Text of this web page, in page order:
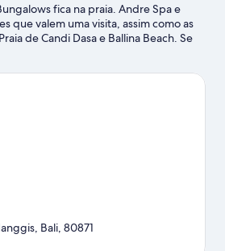
fica na praia. Andre Spa e
que valem uma visita, assim como as
de Candi Dasa e Ballina Beach. Se
vai se divertir com mergulho
Bali, 80871